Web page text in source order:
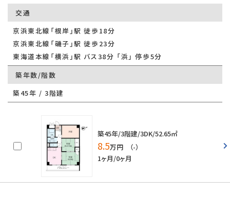
交通
京浜東北線「根岸」駅 徒歩18分
京浜東北線「磯子」駅 徒歩23分
東海道本線「横浜」駅 バス38分 「浜」 停歩5分
築年数/階数
築45年 / 3階建
築45年/3階建/3DK/52.65㎡
8.5万円 （-）
1ヶ月/0ヶ月